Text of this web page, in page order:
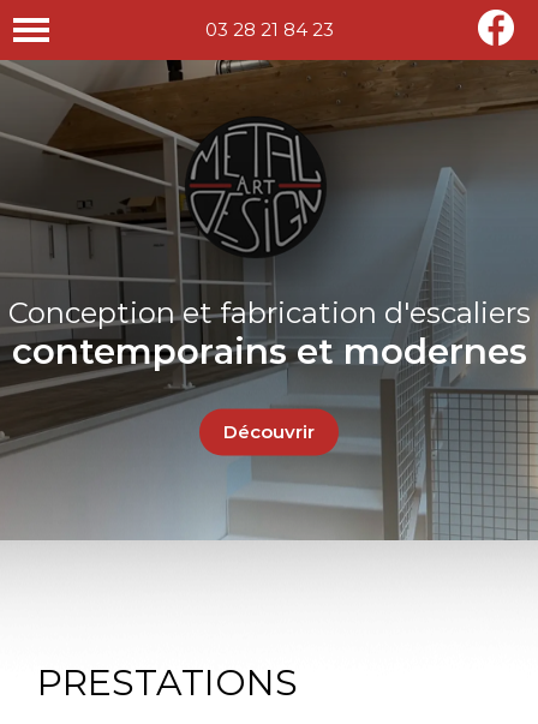
03 28 21 84 23
Conception et fabrication d'escaliers
contemporains et modernes
Découvrir
PRESTATIONS